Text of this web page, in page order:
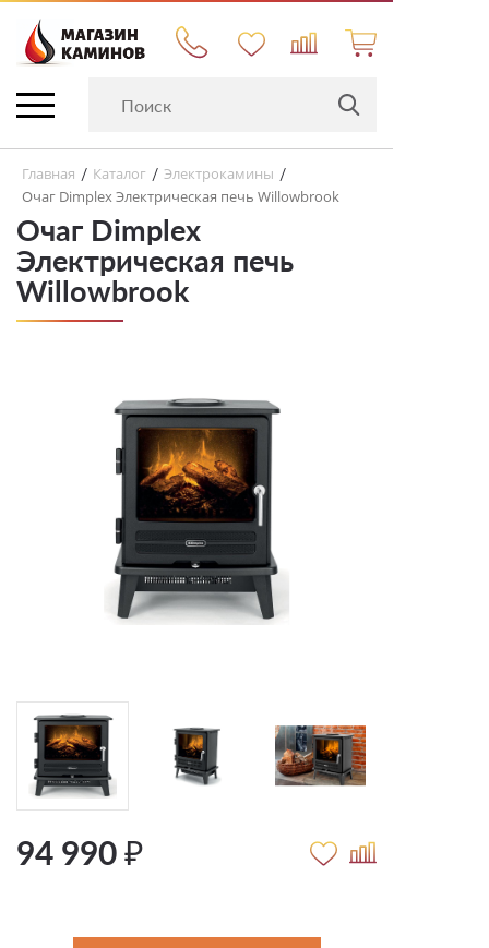
Главная / Каталог / Электрокамины /
Очаг Dimplex Электрическая печь Willowbrook
Очаг Dimplex
Электрическая печь
Willowbrook
94 990 ₽